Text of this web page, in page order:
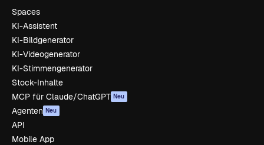
Spaces
KI-Assistent
KI-Bildgenerator
KI-Videogenerator
KI-Stimmengenerator
Stock-Inhalte
MCP für Claude/ChatGPT Neu
Agenten Neu
API
Mobile App